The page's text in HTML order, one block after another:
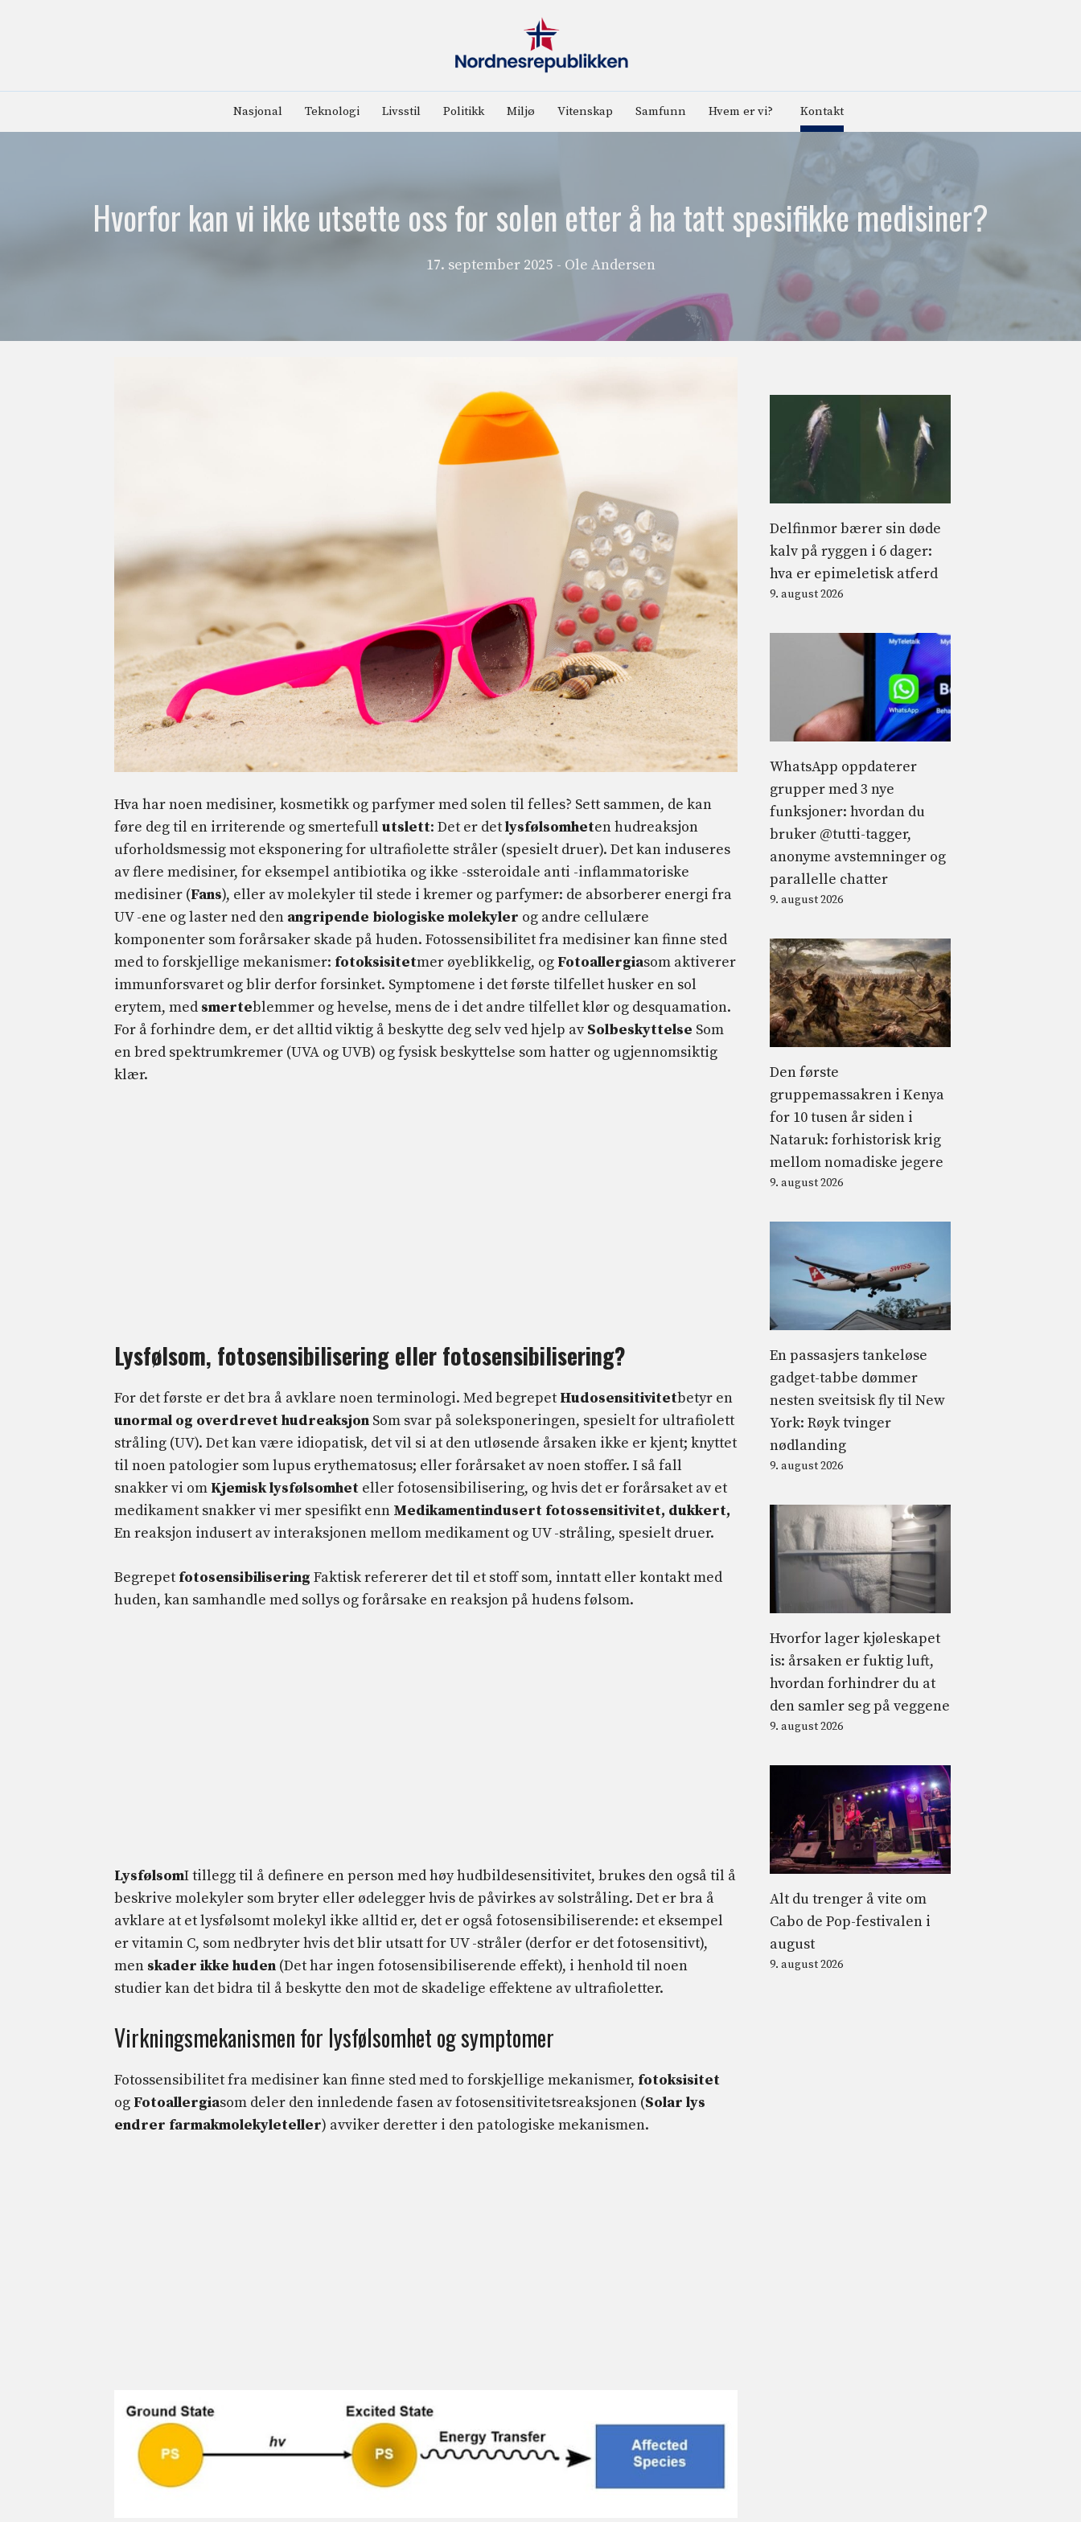
Nasjonal Teknologi Livsstil Politikk Miljø Vitenskap Samfunn Hvem er vi? Kontakt
Hvorfor kan vi ikke utsette oss for solen etter å ha tatt spesifikke medisiner?
17. september 2025 - Ole Andersen
Hva har noen medisiner, kosmetikk og parfymer med solen til felles? Sett sammen, de kan
føre deg til en irriterende og smertefull utslett: Det er detlysfølsomheten hudreaksjon
uforholdsmessig mot eksponering for ultrafiolette stråler (spesielt druer). Det kan induseres
av flere medisiner, for eksempel antibiotika og ikke -ssteroidale anti -inflammatoriske
medisiner (Fans), eller av molekyler til stede i kremer og parfymer: de absorberer energi fra
UV -ene og laster ned den angripende biologiske molekyler og andre cellulære
komponenter som forårsaker skade på huden. Fotossensibilitet fra medisiner kan finne sted
med to forskjellige mekanismer: fotoksisitetmer øyeblikkelig, og Fotoallergiasom aktiverer
immunforsvaret og blir derfor forsinket. Symptomene i det første tilfellet husker en sol
erytem, ​​med smerteblemmer og hevelse, mens de i det andre tilfellet klør og desquamation.
For å forhindre dem, er det alltid viktig å beskytte deg selv ved hjelp av Solbeskyttelse Som
en bred spektrumkremer (UVA og UVB) og fysisk beskyttelse som hatter og ugjennomsiktig
klær.
Lysfølsom, fotosensibilisering eller fotosensibilisering?
For det første er det bra å avklare noen terminologi. Med begrepet Hudosensitivitetbetyr en
unormal og overdrevet hudreaksjon Som svar på soleksponeringen, spesielt for ultrafiolett
stråling (UV). Det kan være idiopatisk, det vil si at den utløsende årsaken ikke er kjent; knyttet
til noen patologier som lupus erythematosus; eller forårsaket av noen stoffer. I så fall
snakker vi om Kjemisk lysfølsomhet eller fotosensibilisering, og hvis det er forårsaket av et
medikament snakker vi mer spesifikt enn Medikamentindusert fotossensitivitet, dukkert,
En reaksjon indusert av interaksjonen mellom medikament og UV -stråling, spesielt druer.
Begrepet fotosensibilisering Faktisk refererer det til et stoff som, inntatt eller kontakt med
huden, kan samhandle med sollys og forårsake en reaksjon på hudens følsom.
LysfølsomI tillegg til å definere en person med høy hudbildesensitivitet, brukes den også til å
beskrive molekyler som bryter eller ødelegger hvis de påvirkes av solstråling. Det er bra å
avklare at et lysfølsomt molekyl ikke alltid er, det er også fotosensibiliserende: et eksempel
er vitamin C, som nedbryter hvis det blir utsatt for UV -stråler (derfor er det fotosensitivt),
men skader ikke huden (Det har ingen fotosensibiliserende effekt), i henhold til noen
studier kan det bidra til å beskytte den mot de skadelige effektene av ultrafioletter.
Virkningsmekanismen for lysfølsomhet og symptomer
Fotossensibilitet fra medisiner kan finne sted med to forskjellige mekanismer, fotoksisitet
og Fotoallergiasom deler den innledende fasen av fotosensitivitetsreaksjonen (Solar lys
endrer farmakmolekyleteller) avviker deretter i den patologiske mekanismen.
Delfinmor bærer sin døde
kalv på ryggen i 6 dager:
hva er epimeletisk atferd
9. august 2026
WhatsApp oppdaterer
grupper med 3 nye
funksjoner: hvordan du
bruker @tutti-tagger,
anonyme avstemninger og
parallelle chatter
9. august 2026
Den første
gruppemassakren i Kenya
for 10 tusen år siden i
Nataruk: forhistorisk krig
mellom nomadiske jegere
9. august 2026
En passasjers tankeløse
gadget-tabbe dømmer
nesten sveitsisk fly til New
York: Røyk tvinger
nødlanding
9. august 2026
Hvorfor lager kjøleskapet
is: årsaken er fuktig luft,
hvordan forhindrer du at
den samler seg på veggene
9. august 2026
Alt du trenger å vite om
Cabo de Pop-festivalen i
august
9. august 2026